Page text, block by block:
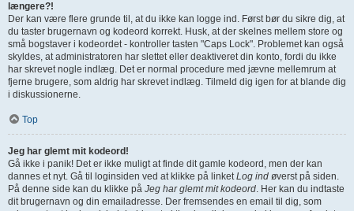
længere?!
Der kan være flere grunde til, at du ikke kan logge ind. Først bør du sikre dig, at
du taster brugernavn og kodeord korrekt. Husk, at der skelnes mellem store og
små bogstaver i kodeordet - kontroller tasten "Caps Lock". Problemet kan også
skyldes, at administratoren har slettet eller deaktiveret din konto, fordi du ikke
har skrevet nogle indlæg. Det er normal procedure med jævne mellemrum at
fjerne brugere, som aldrig har skrevet indlæg. Tilmeld dig igen for at blande dig
i diskussionerne.
Top
Jeg har glemt mit kodeord!
Gå ikke i panik! Det er ikke muligt at finde dit gamle kodeord, men der kan
dannes et nyt. Gå til loginsiden ved at klikke på linketLog ind øverst på siden.
På denne side kan du klikke på Jeg har glemt mit kodeord. Her kan du indtaste
dit brugernavn og din emailadresse. Der fremsendes en email til dig, som